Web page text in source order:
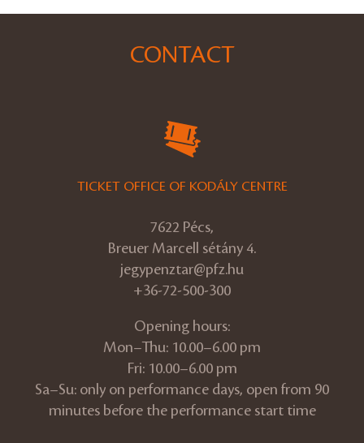
CONTACT
TICKET OFFICE OF KODÁLY CENTRE
7622 Pécs,
Breuer Marcell sétány 4.
jegypenztar@pfz.hu
+36-72-500-300
Opening hours:
Mon–Thu: 10.00–6.00 pm
Fri: 10.00–6.00 pm
Sa–Su: only on performance days, open from 90
minutes before the performance start time